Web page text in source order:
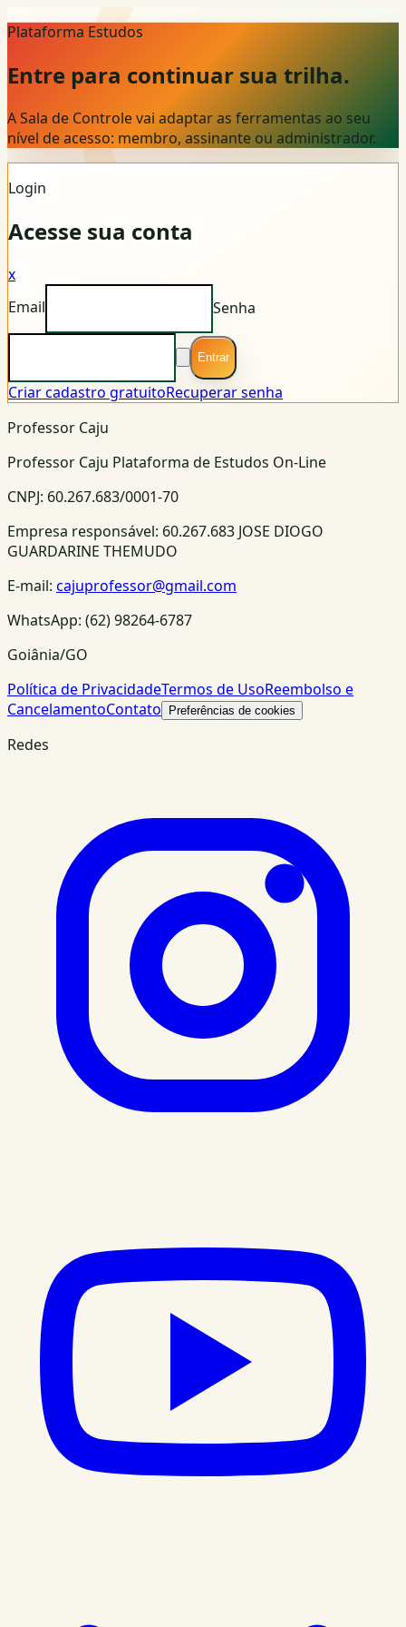
Plataforma Estudos
Entre para continuar sua trilha.
A Sala de Controle vai adaptar as ferramentas ao seu
nível de acesso: membro, assinante ou administrador.
Login
Acesse sua conta
x
Email
Senha
Entrar
Criar cadastro gratuitoRecuperar senha
Professor Caju
Professor Caju Plataforma de Estudos On-Line
CNPJ: 60.267.683/0001-70
Empresa responsável: 60.267.683 JOSE DIOGO
GUARDARINE THEMUDO
E-mail: cajuprofessor@gmail.com
WhatsApp: (62) 98264-6787
Goiânia/GO
Política de PrivacidadeTermos de UsoReembolso e
CancelamentoContato Preferências de cookies
Redes